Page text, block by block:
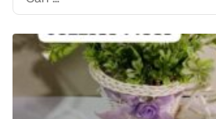
untuk: